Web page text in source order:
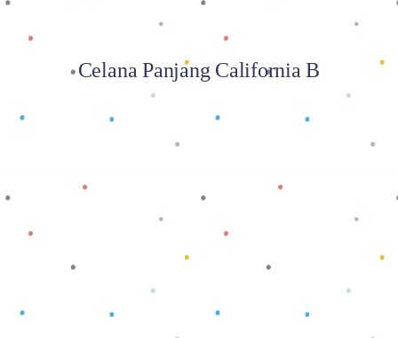
Celana Panjang California B
Baca selengkapnya